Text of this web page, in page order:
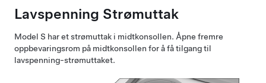
Lavspenning Strømuttak
Model S har et strømuttak i midtkonsollen. Åpne fremre
oppbevaringsrom på midtkonsollen for å få tilgang til
lavspenning-strømuttaket.